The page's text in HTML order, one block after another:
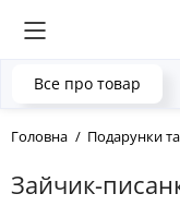
Головна Подарунки
Зайчик-
Все про товар